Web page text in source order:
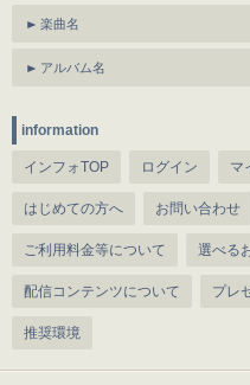
楽曲名
アルバム名
information
インフォTOP ログイン マ
はじめての方へ お問い合わせ
ご利用料金等について 選べる
配信コンテンツについて プレ
推奨環境